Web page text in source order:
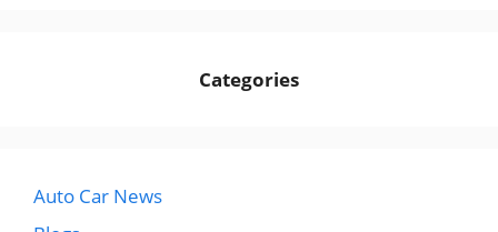
Categories
Auto Car News